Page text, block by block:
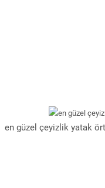
en güzel çeyizlik yatak